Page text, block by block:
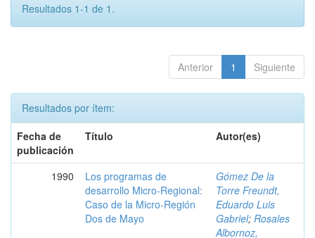
Resultados 1-1 de 1.
Anterior 1 Siguiente
Resultados por ítem:
Fecha de
publicación
Título Autor(es)
1990
Los programas de
desarrollo Micro-Regional:
Caso de la Micro-Región
Dos de Mayo
Gómez De la
Torre Freundt,
Eduardo Luis
Gabriel; Rosales
Albornoz,